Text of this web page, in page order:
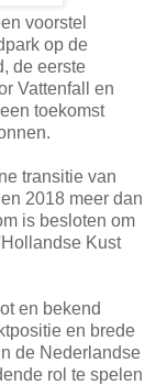
voorstel
op de
de eerste
Vattenfall en
toekomst
transitie van
2018 meer dan
is besloten om
Kust
en bekend
en brede
de Nederlandse
rol te spelen